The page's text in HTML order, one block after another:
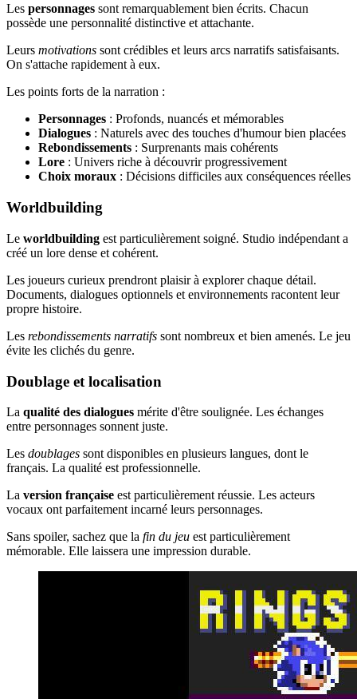
Les personnages sont remarquablement bien écrits. Chacun
possède une personnalité distinctive et attachante.
Leurs motivations sont crédibles et leurs arcs narratifs satisfaisants.
On s'attache rapidement à eux.
Les points forts de la narration :
Personnages : Profonds, nuancés et mémorables
Dialogues : Naturels avec des touches d'humour bien placées
Rebondissements : Surprenants mais cohérents
Lore : Univers riche à découvrir progressivement
Choix moraux : Décisions difficiles aux conséquences réelles
Worldbuilding
Le worldbuilding est particulièrement soigné. Studio indépendant a
créé un lore dense et cohérent.
Les joueurs curieux prendront plaisir à explorer chaque détail.
Documents, dialogues optionnels et environnements racontent leur
propre histoire.
Les rebondissements narratifs sont nombreux et bien amenés. Le jeu
évite les clichés du genre.
Doublage et localisation
La qualité des dialogues mérite d'être soulignée. Les échanges
entre personnages sonnent juste.
Les doublages sont disponibles en plusieurs langues, dont le
français. La qualité est professionnelle.
La version française est particulièrement réussie. Les acteurs
vocaux ont parfaitement incarné leurs personnages.
Sans spoiler, sachez que la fin du jeu est particulièrement
mémorable. Elle laissera une impression durable.